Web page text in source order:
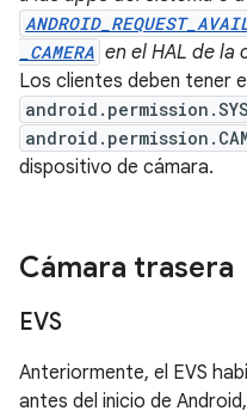
_CAMERA en el HAL de la
Los clientes deben tener
dispositivo de cámara.
Cámara trasera
EVS
Anteriormente, el EVS
antes del inicio de